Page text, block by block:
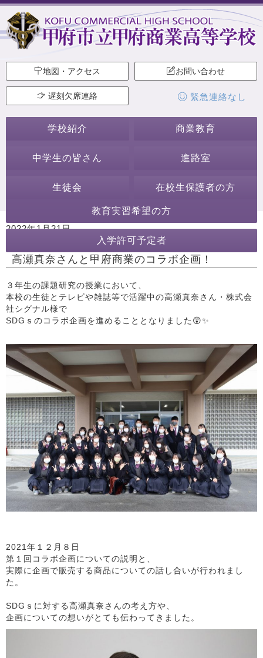
地図・アクセス お問い合わせ
遅刻欠席連絡 緊急連絡なし
学校紹介 商業教育
中学生の皆さん 進路室
生徒会 在校生保護者の方
教育実習希望の方
入学許可予定者
2022年1月21日
行事・活動 その他の行事・活動
高瀬真奈さんと甲府商業のコラボ企画！
３年生の課題研究の授業において、
本校の生徒とテレビや雑誌等で活躍中の高瀬真奈さん・株式会
社シグナル様で
SDGｓのコラボ企画を進めることとなりました😲✨
2021年１２月８日
第１回コラボ企画についての説明と、
実際に企画で販売する商品についての話し合いが行われまし
た。
SDGｓに対する高瀬真奈さんの考え方や、
企画についての想いがとても伝わってきました。